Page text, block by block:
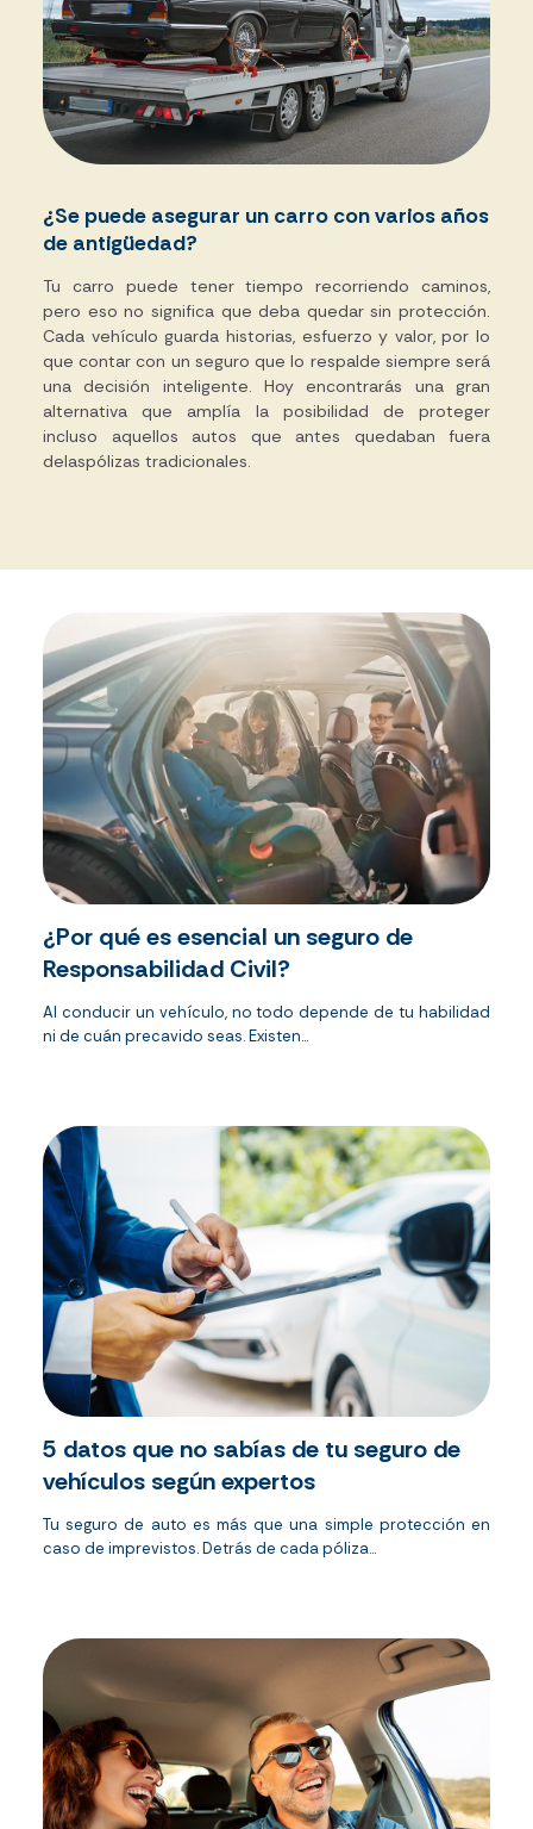
¿Se puede asegurar un carro con varios años
de antigüedad?
Tu carro puede tener tiempo recorriendo caminos,
pero eso no significa que deba quedar sin protección.
Cada vehículo guarda historias, esfuerzo y valor, por lo
que contar con un seguro que lo respalde siempre será
una decisión inteligente. Hoy encontrarás una gran
alternativa que amplía la posibilidad de proteger
incluso aquellos autos que antes quedaban fuera
delaspólizas tradicionales.
¿Por qué es esencial un seguro de
Responsabilidad Civil?
Al conducir un vehículo, no todo depende de tu habilidad
ni de cuán precavido seas. Existen...
5 datos que no sabías de tu seguro de
vehículos según expertos
Tu seguro de auto es más que una simple protección en
caso de imprevistos. Detrás de cada póliza...